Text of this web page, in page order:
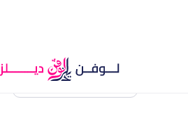
العودة إلى الصفحة الرئيسية